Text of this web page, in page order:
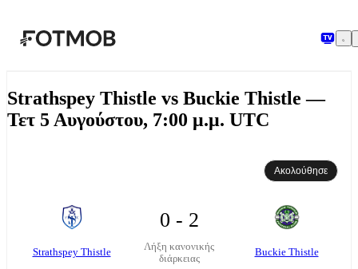
Strathspey Thistle vs Buckie Thistle —
Τετ 5 Αυγούστου, 7:00 μ.μ. UTC
Ακολούθησε
Strathspey Thistle
0 - 2
Λήξη κανονικής
διάρκειας
Buckie Thistle